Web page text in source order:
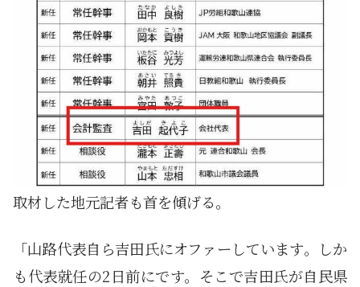
取材した地元記者も首を傾げる。
「山路代表自ら吉田氏にオファーしています。しか
も代表就任の2日前にです。そこで吉田氏が自民県